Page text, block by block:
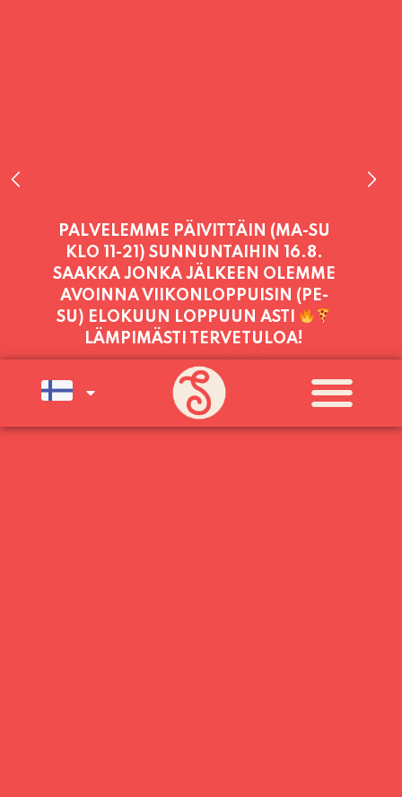
PALVELEMME TÄNÄÄN:
LAUANTAI11:00 - 21:00
PALVELEMME PÄIVITTÄIN (MA-SU
KLO 11-21) SUNNUNTAIHIN 16.8.
SAAKKA JONKA JÄLKEEN OLEMME
AVOINNA VIIKONLOPPUISIN (PE-
SU) ELOKUUN LOPPUUN ASTI
LÄMPIMÄSTI TERVETULOA!